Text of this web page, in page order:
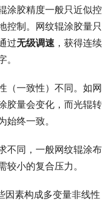
涂胶精度一般只近似控
控制。网纹辊涂胶量只
过无级调速 ，获得连续
。
（一致性）不同。如网
胶量会变化，而光辊转
终一致。
不同，一般网纹辊涂布
小的复合压力。
因素构成多变量非线性